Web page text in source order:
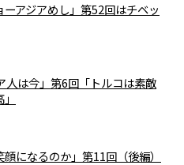
ーアジアめし」第52回はチベッ
人は今」第6回「トルコは素敵
になるのか」第11回（後編）